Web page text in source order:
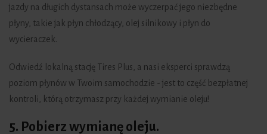
jazdy na długich dystansach może wyczerpać jego niezbędne
płyny, takie jak płyn chłodzący, olej silnikowy i płyn do
wycieraczek.
Odwiedź lokalną stację Tires Plus, a nasi eksperci sprawdzą
poziom płynów w Twoim samochodzie - jest to część bezpłatnej
kontroli, którą otrzymasz przy każdej wymianie oleju!
5. Pobierz wymianę oleju.